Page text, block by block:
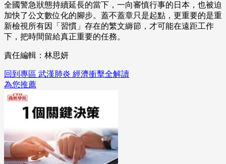
全國警急狀態持續延長的當下，一向審慎行事的日本，也被迫
加快了公文數位化的腳步。蓋不蓋章只是起點，更重要的是重
新檢視所有因「習慣」存在的繁文縟節，才可能在遠距工作
下，把時間留給真正重要的任務。
責任編輯：林思妍
回到專區 武漢肺炎 經濟衝擊全解讀
為您推薦